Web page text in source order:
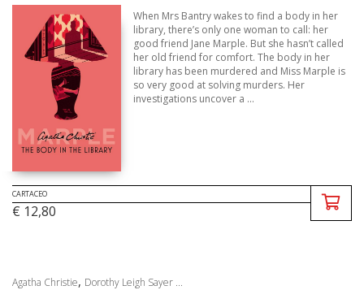
When Mrs Bantry wakes to find a body in her
library, there’s only one woman to call: her
good friend Jane Marple. But she hasn’t called
her old friend for comfort. The body in her
library has been murdered and Miss Marple is
so very good at solving murders. Her
investigations uncover a ...
CARTACEO
€ 12,80
Agatha Christie, Dorothy Leigh Sayer ...